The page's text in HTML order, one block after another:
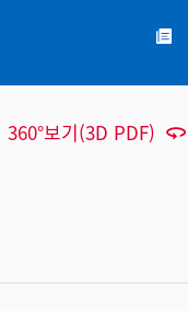
360°보기(3D PDF)